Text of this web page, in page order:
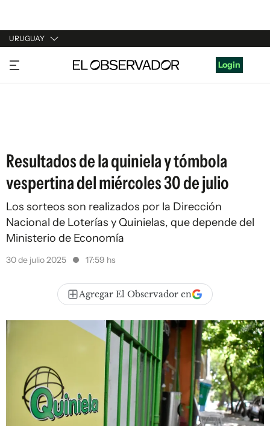
URUGUAY
URUGUAY
ARGENTINA
Login
Resultados de la quiniela y tómbola
vespertina del miércoles 30 de julio
Los sorteos son realizados por la Dirección
Nacional de Loterías y Quinielas, que depende del
Ministerio de Economía
30 de julio 2025 17:59 hs
Agregar El Observador en